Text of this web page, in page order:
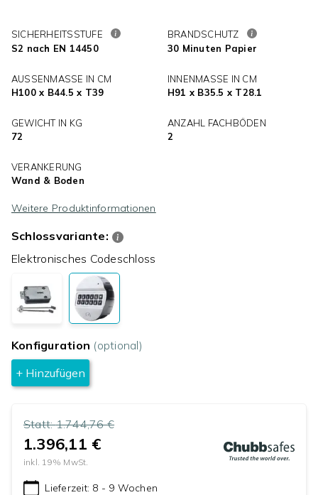
SICHERHEITSSTUFE
S2 nach EN 14450
BRANDSCHUTZ
30 Minuten Papier
AUSSENMASSE IN CM
H100 x B44.5 x T39
INNENMASSE IN CM
H91 x B35.5 x T28.1
GEWICHT IN KG
72
ANZAHL FACHBÖDEN
2
VERANKERUNG
Wand & Boden
Weitere Produktinformationen
Schlossvariante:
Elektronisches Codeschloss
Konfiguration (optional)
+ Hinzufügen
Statt:1.744,76 €
1.396,11 €
inkl. 19% MwSt.
Lieferzeit: 8 - 9 Wochen